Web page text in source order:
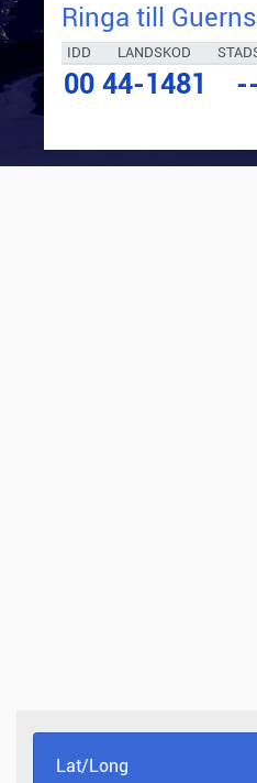
Ringa till
IDD LANDSKOD
00 44-1481
Lat/Long